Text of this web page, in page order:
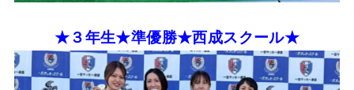
★３年生★準優勝★西成スクール★